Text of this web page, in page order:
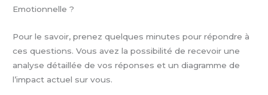
Emotionnelle ?
Pour le savoir, prenez quelques minutes pour répondre à
ces questions. Vous avez la possibilité de recevoir une
analyse détaillée de vos réponses et un diagramme de
l’impact actuel sur vous.